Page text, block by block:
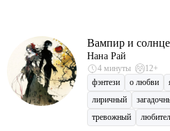
Вампир и солнце
Нана Рай
4 минуты
12+
фэнтези
о любви
лиричный
тревожный